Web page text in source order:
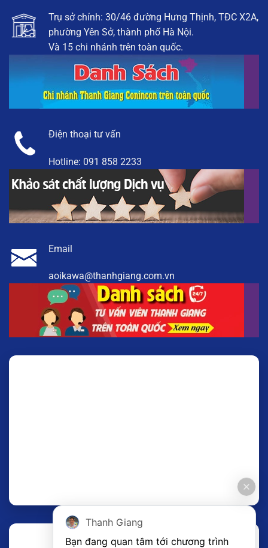
Trụ sở chính: 30/46 đường Hưng Thịnh, TĐC X2A,
phường Yên Sở, thành phố Hà Nội.
Và 15 chi nhánh trên toàn quốc.
Điện thoại tư vấn
Hotline: 091 858 2233
Email
aoikawa@thanhgiang.com.vn
Thanh Giang
Bạn đang quan tâm tới chương trình